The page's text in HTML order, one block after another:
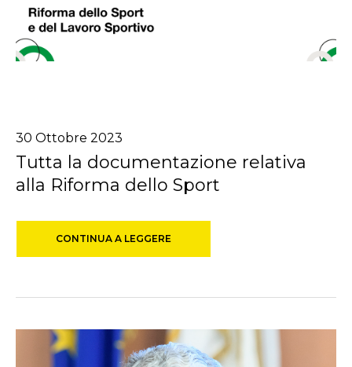
30 Ottobre 2023
Tutta la documentazione relativa
alla Riforma dello Sport
CONTINUA A LEGGERE